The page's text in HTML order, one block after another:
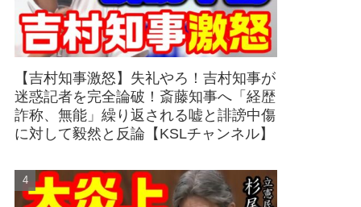
【吉村知事激怒】失礼やろ！吉村知事が
迷惑記者を完全論破！斎藤知事へ「経歴
詐称、無能」繰り返される嘘と誹謗中傷
に対して毅然と反論【KSLチャンネル】